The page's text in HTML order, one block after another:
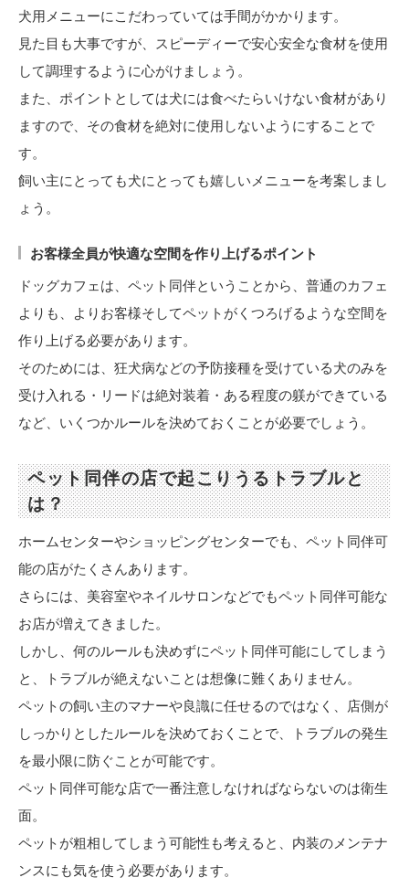
犬用メニューにこだわっていては手間がかかります。
見た目も大事ですが、スピーディーで安心安全な食材を使用
して調理するように心がけましょう。
また、ポイントとしては犬には食べたらいけない食材があり
ますので、その食材を絶対に使用しないようにすることで
す。
飼い主にとっても犬にとっても嬉しいメニューを考案しまし
ょう。
お客様全員が快適な空間を作り上げるポイント
ドッグカフェは、ペット同伴ということから、普通のカフェ
よりも、よりお客様そしてペットがくつろげるような空間を
作り上げる必要があります。
そのためには、狂犬病などの予防接種を受けている犬のみを
受け入れる・リードは絶対装着・ある程度の躾ができている
など、いくつかルールを決めておくことが必要でしょう。
ペット同伴の店で起こりうるトラブルと
は？
ホームセンターやショッピングセンターでも、ペット同伴可
能の店がたくさんあります。
さらには、美容室やネイルサロンなどでもペット同伴可能な
お店が増えてきました。
しかし、何のルールも決めずにペット同伴可能にしてしまう
と、トラブルが絶えないことは想像に難くありません。
ペットの飼い主のマナーや良識に任せるのではなく、店側が
しっかりとしたルールを決めておくことで、トラブルの発生
を最小限に防ぐことが可能です。
ペット同伴可能な店で一番注意しなければならないのは衛生
面。
ペットが粗相してしまう可能性も考えると、内装のメンテナ
ンスにも気を使う必要があります。